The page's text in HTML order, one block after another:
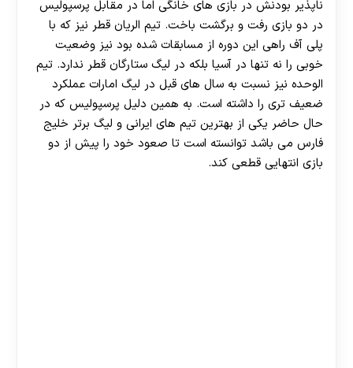
ناپذیر بودنش در بازی های خانگی اما در مقابل پرسپولیس
در دو بازی رفت و برگشت باخت. تیم الریان قطر نیز که با
پلی آف راهی این دوره از مسابقات شده بود نیز وضعیت
خوبی را نه تنها در آسیا بلکه در لیگ ستارگان قطر ندارد. تیم
الوحده نیز نسبت به سال های قبل در لیگ امارات عملکرد
ضعیف تری را داشته است. به همین دلیل پرسپولیس که در
حال حاضر یکی از بهترین تیم های ایرانی و لیگ برتر خلیج
فارس می باشد توانسته است تا صعود خود را پیش از دو
بازی انتهایی قطعی کند.